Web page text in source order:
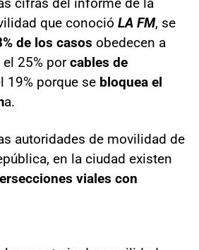
que conoció LA FM, se
de los casos obedecen a
el 25% porcables de
19% porque se bloquea el
a.
autoridades de movilidad de
en la ciudad existen
viales con